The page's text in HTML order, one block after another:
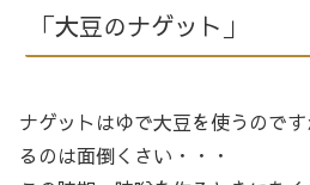
「大豆のナゲット」
ナゲットはゆで大豆を使うので
るのは面倒くさい・・・